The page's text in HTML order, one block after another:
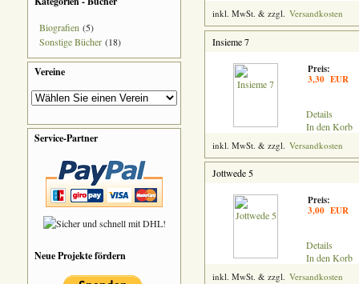
Biografien (5)
Sonstige Bücher (18)
Vereine
Service-Partner
Neue Projekte fördern
inkl. MwSt. & zzgl. Versandkosten
Insieme 7
Preis:
3,30 EUR
Details
In den Korb
inkl. MwSt. & zzgl. Versandkosten
Jottwede 5
Preis:
3,00 EUR
Details
In den Korb
inkl. MwSt. & zzgl. Versandkosten